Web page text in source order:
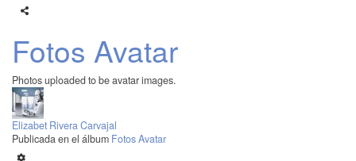
Fotos Avatar
Photos uploaded to be avatar images.
Elizabet Rivera Carvajal
Publicada en el álbum Fotos Avatar